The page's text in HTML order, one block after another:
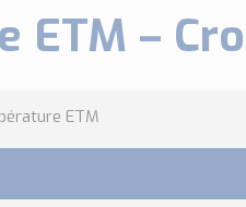
ETM –
ETM